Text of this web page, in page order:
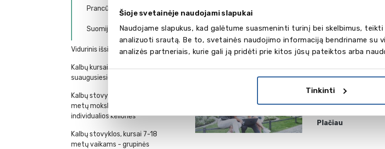
Šioje svetainėje naudojami slapukai
Naudojame slapukus, kad galėtume suasmeninti turinį bei skelbimus,
analizuoti srautą. Be to, svetainės naudojimo informaciją bendriname su
analizės partneriais, kurie gali ją pridėti prie kitos jūsų pateiktos arba
Tinkinti
Prancūzija
Suomija
Vidurinis išsilavinimas užsienyje
Kalbų kursai jaunimui (16+) ir
suaugusiesiems
Kalbų stovyklos ir kursai 7-18
metų moksleiviams -
individualios kelionės
Kalbų stovyklos, kursai 7-18
metų vaikams - grupinės
Plačiau
Munich
Plačiau